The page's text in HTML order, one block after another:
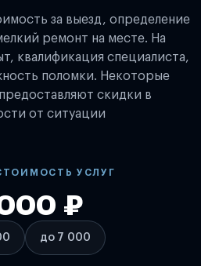
за выезд, определение
ремонт на месте. На
квалификация специалиста,
поломки. Некоторые
скидки в
от ситуации
УСЛУГ
₽
до 7 000